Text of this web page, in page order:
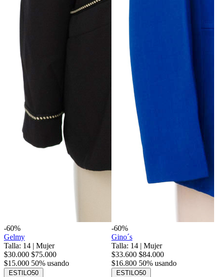
-60%
Gelmy
Talla: 14 | Mujer
$30.000 $75.000
$15.000 50% usando
ESTILO50
-60%
Gino´s
Talla: 14 | Mujer
$33.600 $84.000
$16.800 50% usando
ESTILO50